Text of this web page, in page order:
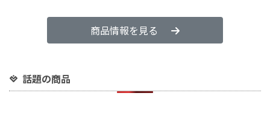
商品情報を見る
話題の商品